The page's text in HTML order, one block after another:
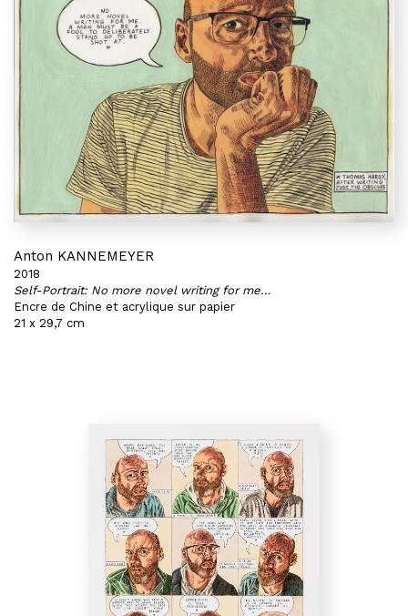
Anton KANNEMEYER
2018
Self-Portrait: No more novel writing for me…
Encre de Chine et acrylique sur papier
21 x 29,7 cm